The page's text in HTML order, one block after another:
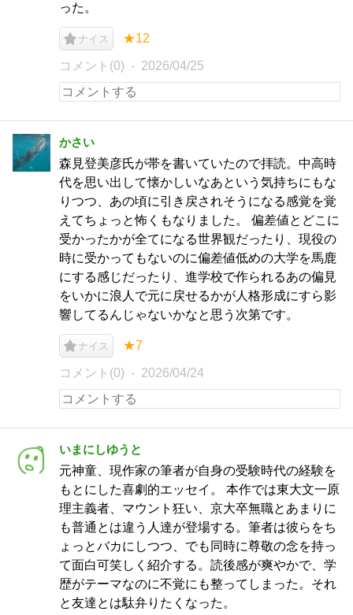
った。
ナイス ★12
コメント(0) 2026/04/25
かさい
森見登美彦氏が帯を書いていたので拝読。中高時
代を思い出して懐かしいなあという気持ちにもな
りつつ、あの頃に引き戻されそうになる感覚を覚
えてちょっと怖くもなりました。 偏差値とどこに
受かったかが全てになる世界観だったり、現役の
時に受かってもないのに偏差値低めの大学を馬鹿
にする感じだったり、進学校で作られるあの偏見
をいかに浪人で元に戻せるかが人格形成にすら影
響してるんじゃないかなと思う次第です。
ナイス ★7
コメント(0) 2026/04/24
いまにしゆうと
元神童、現作家の筆者が自身の受験時代の経験を
もとにした喜劇的エッセイ。 本作では東大文一原
理主義者、マウント狂い、京大卒無職とあまりに
も普通とは違う人達が登場する。筆者は彼らをち
ょっとバカにしつつ、でも同時に尊敬の念を持っ
て面白可笑しく紹介する。読後感が爽やかで、学
歴がテーマなのに不覚にも整ってしまった。それ
と友達とは駄弁りたくなった。